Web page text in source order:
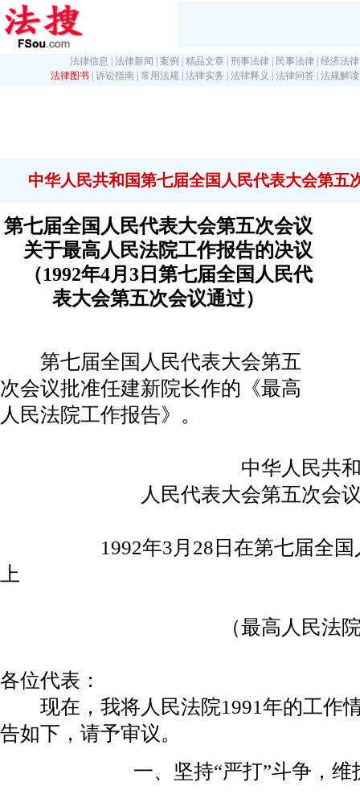
法律信息 法律新闻 案例 精品文章 刑事法律 民事法律 经济法律
法律图书 诉讼指南 常用法规 法律实务 法律释义 法律问答 法规解读
中华人民共和国第七届全国人民代表大会第五
第七届全国人民代表大会第五次会议
关于最高人民法院工作报告的决议
（1992年4月3日第七届全国人民代
表大会第五次会议通过）
第七届全国人民代表大会第五
次会议批准任建新院长作的《最高
人民法院工作报告》。
中华人民共和国第
人民代表大会第五次会议最
1992年3月28日在第七届全国人
上
（最高人民法院院长
各位代表：
现在，我将人民法院1991年的工作
告如下，请予审议。
一、坚持“严打”斗争，维